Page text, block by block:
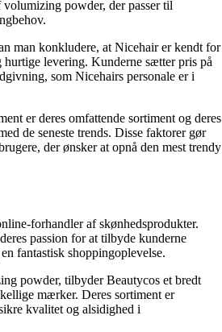
powder, der passer til
man konkludere, at Nicehair er kendt for
hurtige levering. Kunderne sætter pris på
som Nicehairs personale er i
er deres omfattende sortiment og deres
de seneste trends. Disse faktorer gør
der ønsker at opnå den mest trendy
forhandler af skønhedsprodukter.
passion for at tilbyde kunderne
fantastisk shoppingoplevelse.
powder, tilbyder Beautycos et bredt
mærker. Deres sortiment er
kvalitet og alsidighed i